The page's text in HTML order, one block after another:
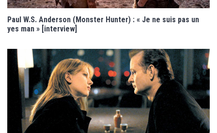
Paul W.S. Anderson (Monster Hunter) : « Je ne suis pas un
yes man » [interview]